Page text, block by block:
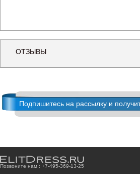
ОТЗЫВЫ
Подпишитесь на рассылку и
Позвоните нам : +7-495-369-13-25